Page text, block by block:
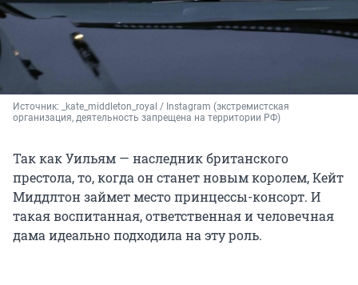
Источник:
_kate_middleton_royal / Instagram (экстремистская
организация, деятельность запрещена на территории РФ)
Так как Уильям — наследник британского
престола, то, когда он станет новым королем, Кейт
Миддлтон займет место принцессы-консорт. И
такая воспитанная, ответственная и человечная
дама идеально подходила на эту роль.